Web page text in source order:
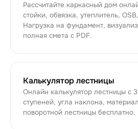
Рассчитайте каркасный дом
стойки, обвязка, утеплитель,
Нагрузка на фундамент,
полная смета с PDF.
Калькулятор лестницы
Онлайн калькулятор лестницы с
ступеней, угла наклона,
поворотной лестницы бесплатно.